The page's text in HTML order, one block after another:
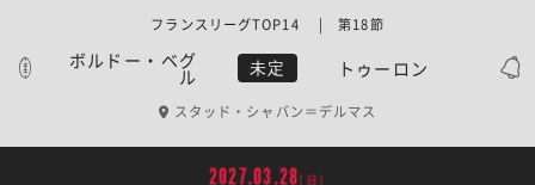
ボルドー・ベグ
ル 未定 トゥーロン
フランスリーグTOP14 | 第18節
スタッド・シャバン＝デルマス
2027.03.28[日]